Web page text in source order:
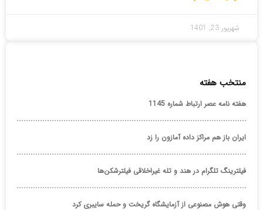
شهریور 23, 1401
منتخب هفته
هفته نامه عصر ارتباط شماره 1145
ایران باز هم مراکز داده آمازون را زد
فیلترینگ تلگرام در هند و تله غیراخلاقی فیلترشکن‌ها
وقتی هوش مصنوعی از آزمایشگاه گریخت و حمله سایبری کرد